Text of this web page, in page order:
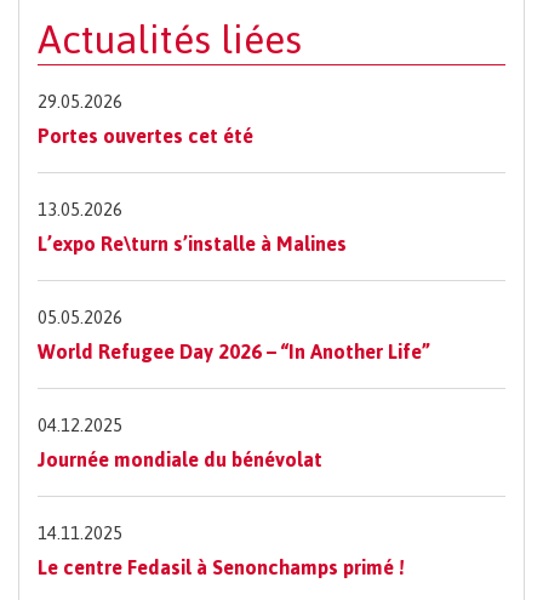
Actualités liées
29.05.2026
Portes ouvertes cet été
13.05.2026
L’expo Re\turn s’installe à Malines
05.05.2026
World Refugee Day 2026 – “In Another Life”
04.12.2025
Journée mondiale du bénévolat
14.11.2025
Le centre Fedasil à Senonchamps primé !